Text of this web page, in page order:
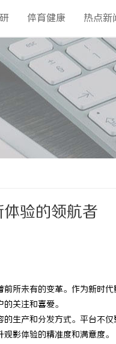
体育健康 热点新
验的领航者
所未有的变革。作为新时
关注和喜爱。
生产和分发方式。平台不
影体验的精准度和满意度。